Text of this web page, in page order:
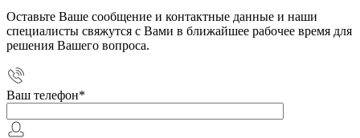
Оставьте Ваше сообщение и контактные данные и наши
специалисты свяжутся с Вами в ближайшее рабочее время для
решения Вашего вопроса.
Ваш телефон*